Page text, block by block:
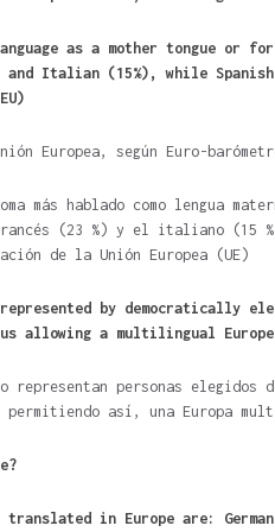
as a mother tongue or
and Italian (15%), while
Europea, según Euro-
hablado como lengua
(23 %) y el italiano (15
de la Unión Europea (UE)
by democratically
allowing a multilingual
representan personas elegidos
así, una Europa
translated in Europe are: